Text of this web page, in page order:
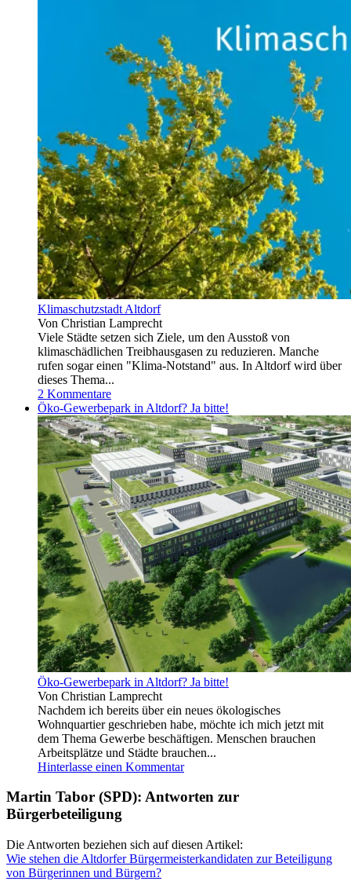
Klimaschutzstadt Altdorf
Von Christian Lamprecht
Viele Städte setzen sich Ziele, um den Ausstoß von
klimaschädlichen Treibhausgasen zu reduzieren. Manche
rufen sogar einen "Klima-Notstand" aus. In Altdorf wird über
dieses Thema...
2 Kommentare
Öko-Gewerbepark in Altdorf? Ja bitte!
Öko-Gewerbepark in Altdorf? Ja bitte!
Von Christian Lamprecht
Nachdem ich bereits über ein neues ökologisches
Wohnquartier geschrieben habe, möchte ich mich jetzt mit
dem Thema Gewerbe beschäftigen. Menschen brauchen
Arbeitsplätze und Städte brauchen...
Hinterlasse einen Kommentar
Martin Tabor (SPD): Antworten zur
Bürgerbeteiligung
Die Antworten beziehen sich auf diesen Artikel:
Wie stehen die Altdorfer Bürgermeisterkandidaten zur Beteiligung
von Bürgerinnen und Bürgern?